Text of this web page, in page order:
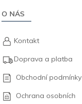
O NÁS
Kontakt
Doprava a platba
Obchodní podmínky
Ochrana osobních